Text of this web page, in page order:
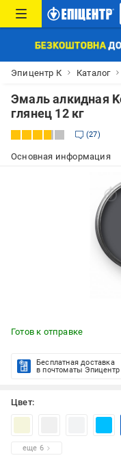
Эпицентр К Каталог
Эмаль алкидная
глянец 12 кг
27
Основная информация
Готов к отправке
Бесплатная доставка
в почтоматы Эпицентр
Цвет:
еще 6